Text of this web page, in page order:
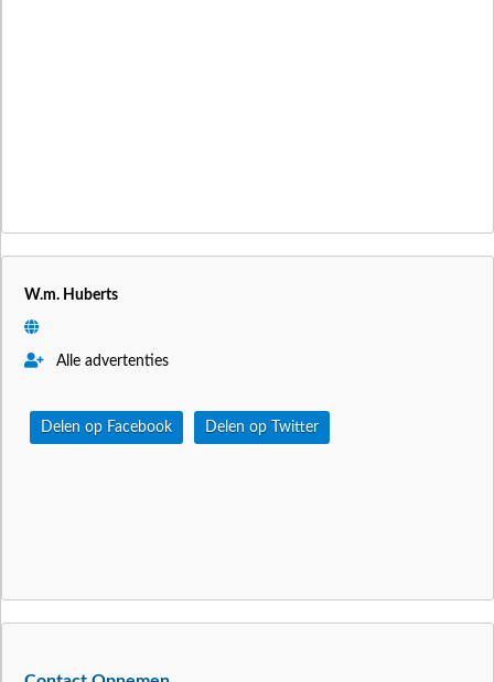
W.m. Huberts
Alle advertenties
Delen op Facebook Delen op Twitter